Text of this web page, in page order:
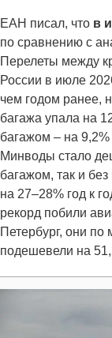
ЕАН писал, что в
по сравнению с
Перелеты между
России в июле
чем годом ранее,
багажа упала на
багажом – на 9,2%
Минводы стало
багажом, так и
на 27–28% год к
рекорд побили
Петербург, они
подешевели на